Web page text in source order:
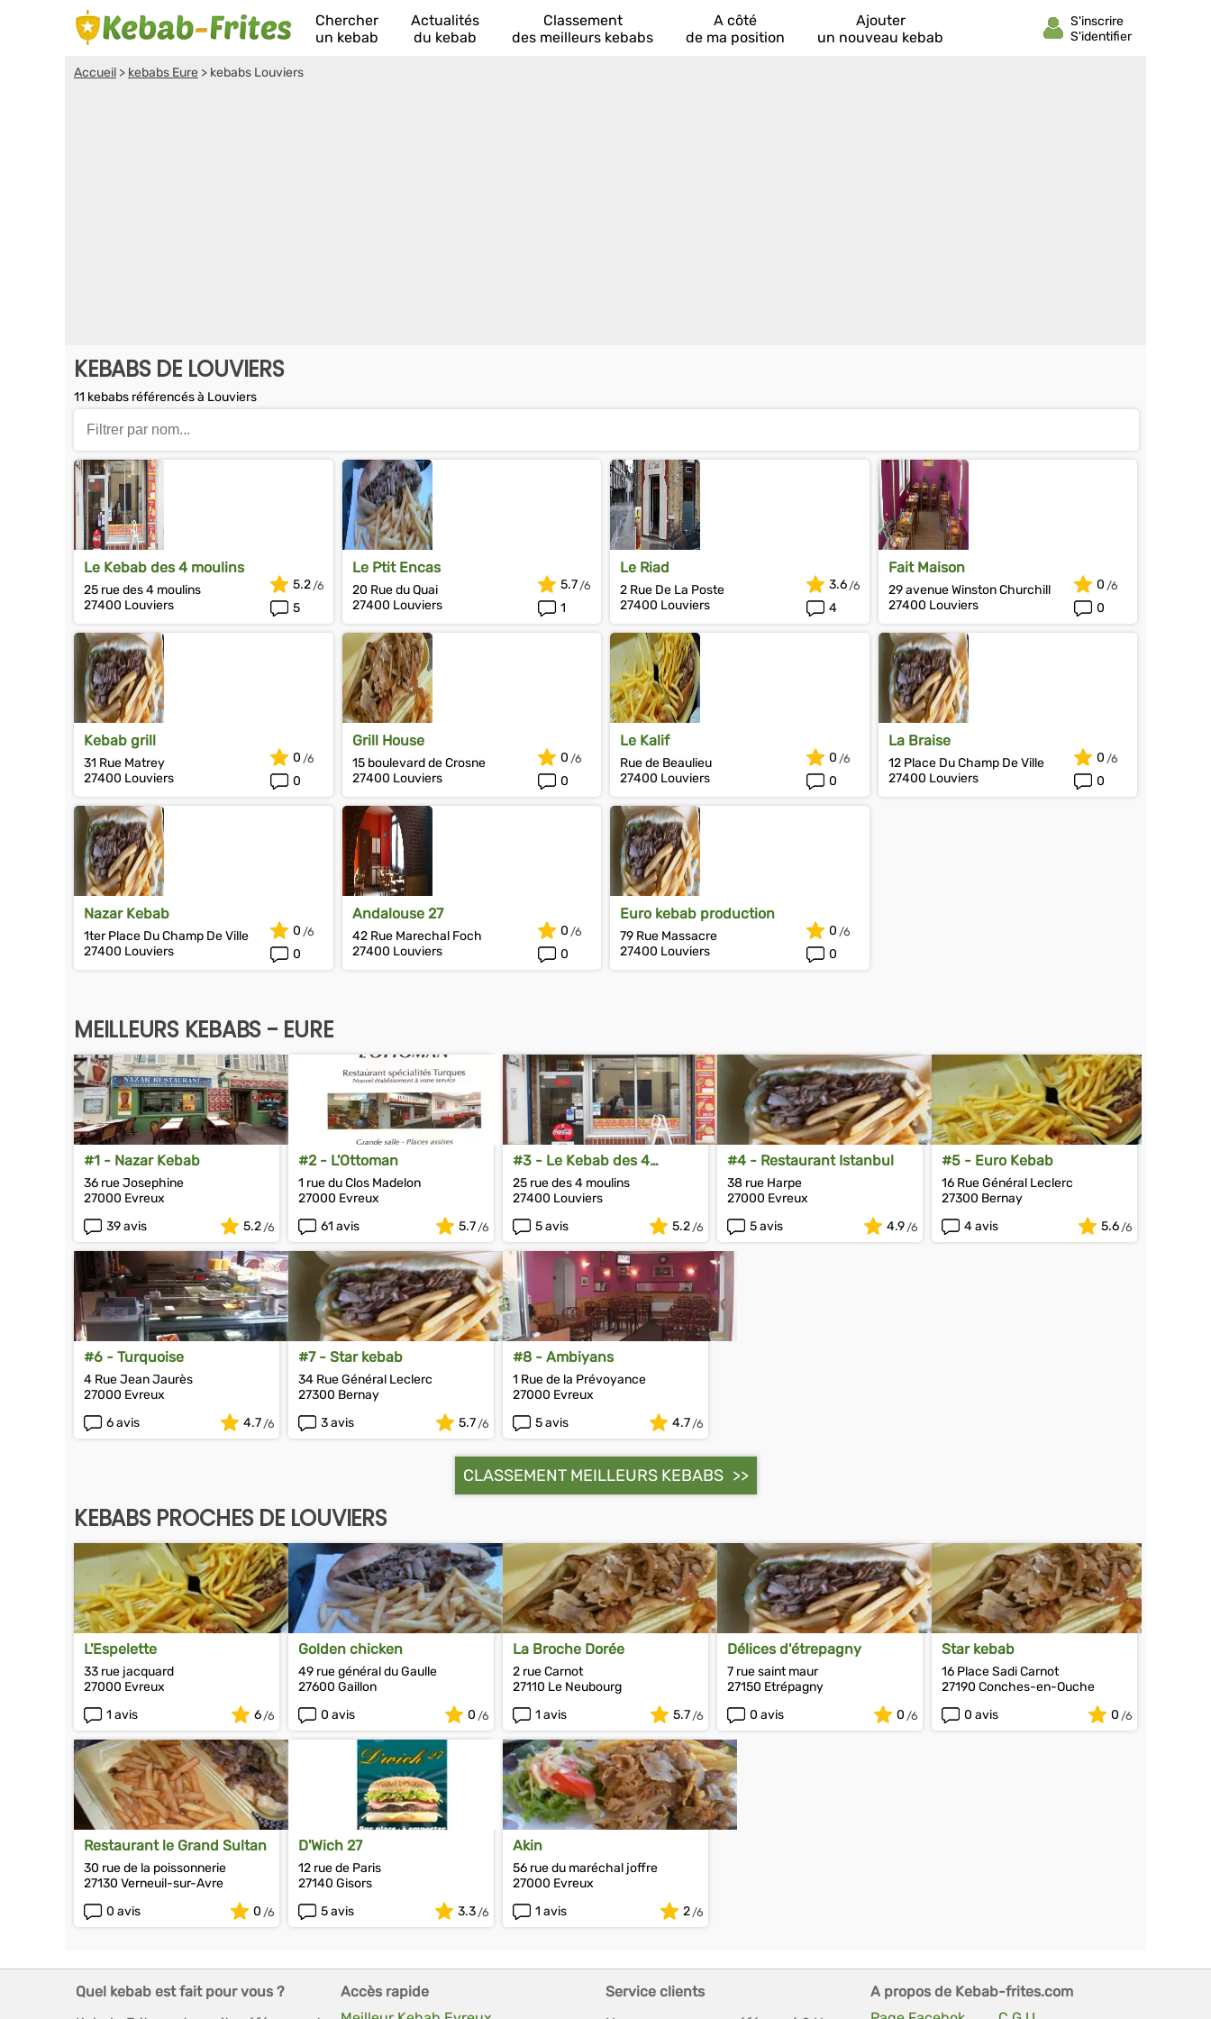
Chercher
un kebab
Actualités
du kebab
Classement
des meilleurs kebabs
A côté
de ma position
Ajouter
un nouveau kebab
Accueil > kebabs Eure > kebabs Louviers
KEBABS DE LOUVIERS
11 kebabs référencés à Louviers
Le Kebab des 4 moulins
25 rue des 4 moulins
27400 Louviers
5
5.2
Le Ptit Encas
20 Rue du Quai
27400 Louviers
1
5.7
Le Riad
2 Rue De La Poste
27400 Louviers
4
3.6
Fait Maison
29 avenue Winston Churchill
27400 Louviers
0
0
Kebab grill
31 Rue Matrey
27400 Louviers
0
0
Grill House
15 boulevard de Crosne
27400 Louviers
0
0
Le Kalif
Rue de Beaulieu
27400 Louviers
0
0
La Braise
12 Place Du Champ De Ville
27400 Louviers
0
0
Nazar Kebab
1ter Place Du Champ De Ville
27400 Louviers
0
0
Andalouse 27
42 Rue Marechal Foch
27400 Louviers
0
0
Euro kebab production
79 Rue Massacre
27400 Louviers
0
0
MEILLEURS KEBABS - EURE
#1 - Nazar Kebab
36 rue Josephine
27000 Evreux
39 avis
5.2
#2 - L'Ottoman
1 rue du Clos Madelon
27000 Evreux
61 avis
5.7
#3 - Le Kebab des 4
moulins
25 rue des 4 moulins
27400 Louviers
5 avis
5.2
#4 - Restaurant Istanbul
38 rue Harpe
27000 Evreux
5 avis
4.9
#5 - Euro Kebab
16 Rue Général Leclerc
27300 Bernay
4 avis
5.6
#6 - Turquoise
4 Rue Jean Jaurès
27000 Evreux
6 avis
4.7
#7 - Star kebab
34 Rue Général Leclerc
27300 Bernay
3 avis
5.7
#8 - Ambiyans
1 Rue de la Prévoyance
27000 Evreux
5 avis
4.7
CLASSEMENT MEILLEURS KEBABS
KEBABS PROCHES DE LOUVIERS
L'Espelette
33 rue jacquard
27000 Evreux
1 avis
6
Golden chicken
49 rue général du Gaulle
27600 Gaillon
0 avis
0
La Broche Dorée
2 rue Carnot
27110 Le Neubourg
1 avis
5.7
Délices d'étrepagny
7 rue saint maur
27150 Etrépagny
0 avis
0
Star kebab
16 Place Sadi Carnot
27190 Conches-en-Ouche
0 avis
0
Restaurant le Grand Sultan
30 rue de la poissonnerie
27130 Verneuil-sur-Avre
0 avis
0
D'Wich 27
12 rue de Paris
27140 Gisors
5 avis
3.3
Akin
56 rue du maréchal joffre
27000 Evreux
1 avis
2
Quel kebab est fait pour vous ?
Accès rapide
Service clients
A propos de Kebab-frites.com